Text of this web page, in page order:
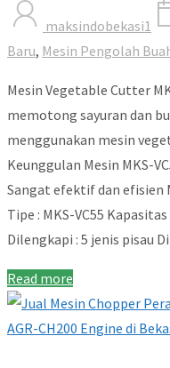
maksindobekasi1
Baru, Mesin Pengolah
Mesin Vegetable Cutter
memotong sayuran dan
menggunakan mesin
Keunggulan Mesin MKS-
Sangat efektif dan efisien
Tipe : MKS-VC55
Dilengkapi : 5 jenis pisau
Read more